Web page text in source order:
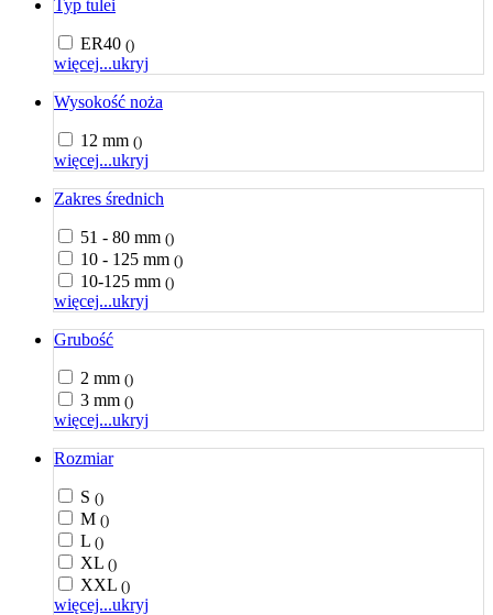
Typ tulei
ER40 ()
więcej...ukryj
Wysokość noża
12 mm ()
więcej...ukryj
Zakres średnich
51 - 80 mm ()
10 - 125 mm ()
10-125 mm ()
więcej...ukryj
Grubość
2 mm ()
3 mm ()
więcej...ukryj
Rozmiar
S ()
M ()
L ()
XL ()
XXL ()
więcej...ukryj